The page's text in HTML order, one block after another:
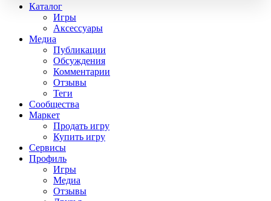
Каталог
Игры
Аксессуары
Медиа
Публикации
Обсуждения
Комментарии
Отзывы
Теги
Сообщества
Маркет
Продать игру
Купить игру
Сервисы
Профиль
Игры
Медиа
Отзывы